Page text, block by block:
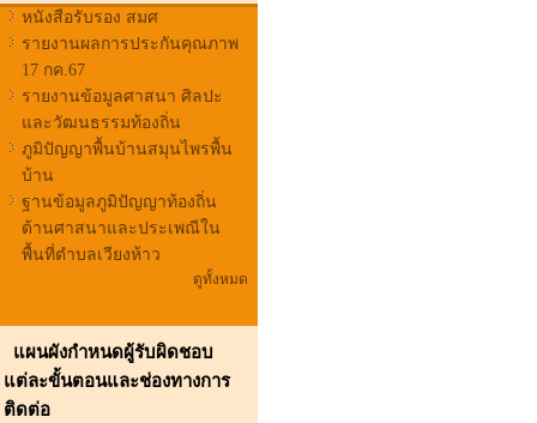
หนังสือรับรอง สมศ
รายงานผลการประกันคุณภาพ
17 กค.67
รายงานข้อมูลศาสนา ศิลปะ
และวัฒนธรรมท้องถิ่น
ภูมิปัญญาพื้นบ้านสมุนไพรพื้น
บ้าน
ฐานข้อมูลภูมิปัญญาท้องถิ่น
ด้านศาสนาและประเพณีใน
พื้นที่ตำบลเวียงห้าว
ดูทั้งหมด
แผนผังกำหนดผู้รับผิดชอบ
แต่ละขั้นตอนและช่องทางการ
ติดต่อ